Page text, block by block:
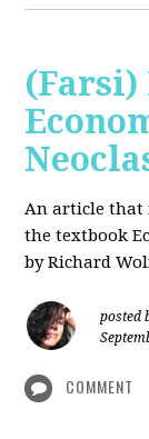
An article that
the textbook
by Richard
posted
COMMENT